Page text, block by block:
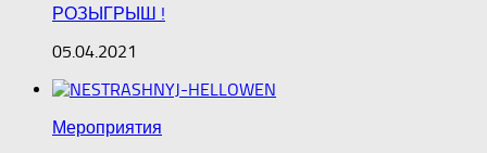
РОЗЫГРЫШ !
05.04.2021
Мероприятия